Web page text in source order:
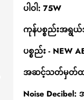
ပါဝါ: 75W
ကုန်ပစ္စည်းအရွယ်
ပစ္စည်း - NEW
အဆင့်သတ်မှတ်ထာ
Noise Decibel: